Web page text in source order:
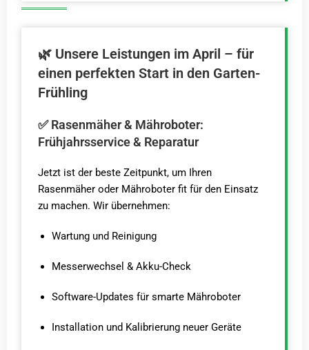
🌿 Unsere Leistungen im April – für
einen perfekten Start in den Garten-
Frühling
✅ Rasenmäher & Mähroboter:
Frühjahrsservice & Reparatur
Jetzt ist der beste Zeitpunkt, um Ihren
Rasenmäher oder Mähroboter fit für den Einsatz
zu machen. Wir übernehmen:
Wartung und Reinigung
Messerwechsel & Akku-Check
Software-Updates für smarte Mähroboter
Installation und Kalibrierung neuer Geräte